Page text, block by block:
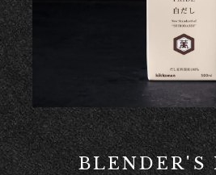
BLENDER'S